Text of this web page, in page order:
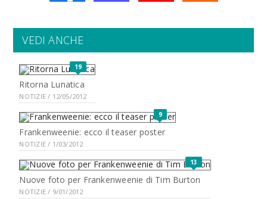
VEDI ANCHE
19
Ritorna Lunatica
NOTIZIE / 12/05/2012
9
Frankenweenie: ecco il teaser poster
NOTIZIE / 1/03/2012
13
Nuove foto per Frankenweenie di Tim Burton
NOTIZIE / 9/01/2012